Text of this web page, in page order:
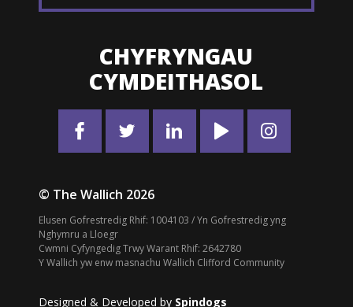
CHYFRYNGAU
CYMDEITHASOL
© The Wallich 2026
Elusen Gofrestredig Rhif: 1004103 / Yn Gofrestredig yng
Nghymru a Lloegr
Cwmni Cyfyngedig Trwy Warant Rhif: 2642780
Y Wallich yw enw masnachu Wallich Clifford Community
Designed & Developed by Spindogs